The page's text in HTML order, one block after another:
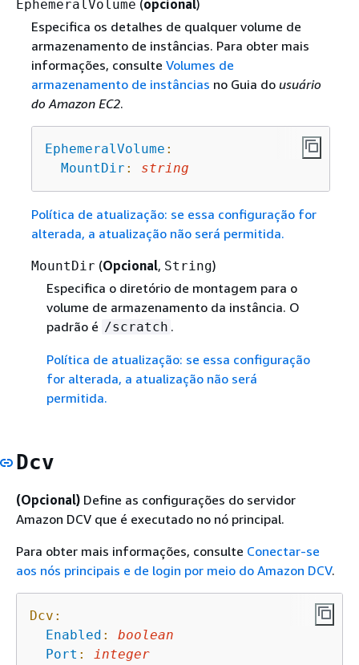
EphemeralVolume (opcional)
Especifica os detalhes de qualquer volume de
armazenamento de instâncias. Para obter mais
informações, consulte Volumes de
armazenamento de instâncias no Guia do usuário
do Amazon EC2.
EphemeralVolume :
MountDir : string
Política de atualização: se essa configuração for
alterada, a atualização não será permitida.
MountDir (Opcional, String)
Especifica o diretório de montagem para o
volume de armazenamento da instância. O
padrão é /scratch .
Política de atualização: se essa configuração
for alterada, a atualização não será
permitida.
Dcv
(Opcional) Define as configurações do servidor
Amazon DCV que é executado no nó principal.
Para obter mais informações, consulte Conectar-se
aos nós principais e de login por meio do Amazon DCV.
Dcv:
Enabled :
boolean
Port :
integer